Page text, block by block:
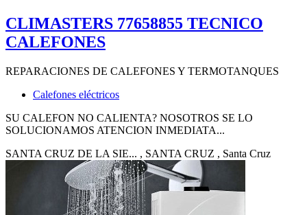
CLIMASTERS 77658855 TECNICO
CALEFONES
REPARACIONES DE CALEFONES Y TERMOTANQUES
Calefones eléctricos
SU CALEFON NO CALIENTA? NOSOTROS SE LO
SOLUCIONAMOS ATENCION INMEDIATA...
SANTA CRUZ DE LA SIE... , SANTA CRUZ , Santa Cruz